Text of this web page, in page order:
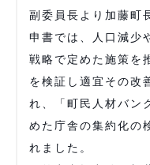
副委員長より加藤町
申書では、人口減少
戦略で定めた施策を
を検証し適宜その改
れ、「町民人材バン
めた庁舎の集約化の
れました。